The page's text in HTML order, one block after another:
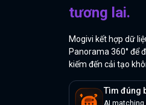
tương lai.
Mogivi kết hợp dữ
Panorama 360° để
kiếm đến cải tạo
Tìm đúng
AI matching